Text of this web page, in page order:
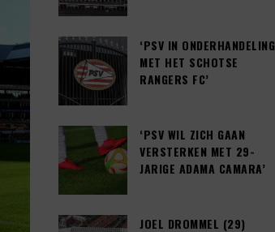
‘PSV IN ONDERHANDELING
MET HET SCHOTSE
RANGERS FC’
‘PSV WIL ZICH GAAN
VERSTERKEN MET 29-
JARIGE ADAMA CAMARA’
JOEL DROMMEL (29)